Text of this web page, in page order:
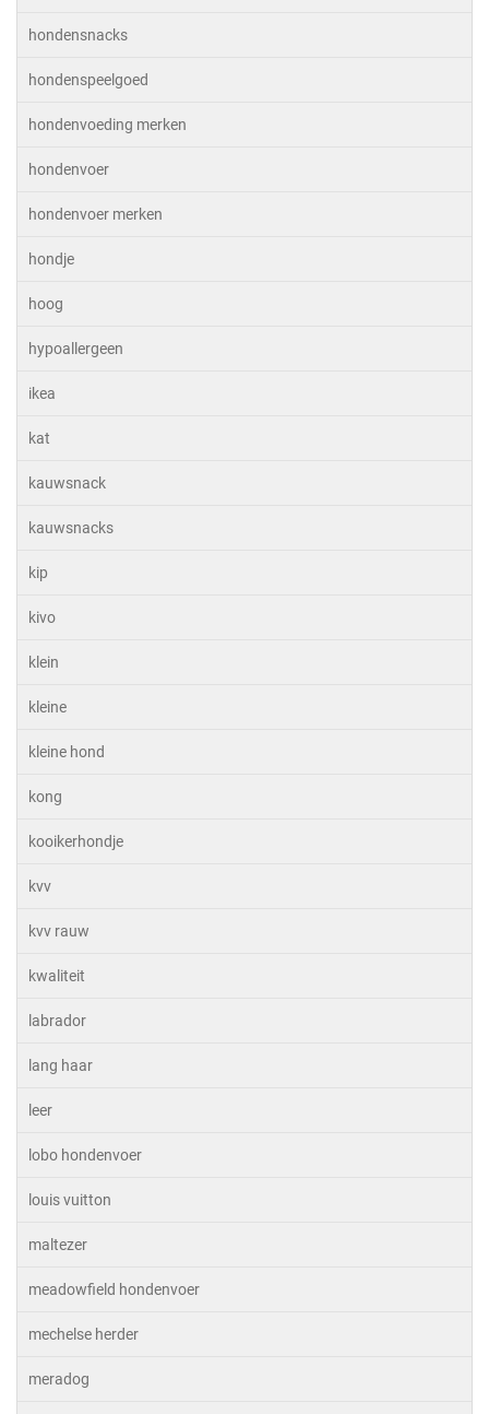
hondensnacks
hondenspeelgoed
hondenvoeding merken
hondenvoer
hondenvoer merken
hondje
hoog
hypoallergeen
ikea
kat
kauwsnack
kauwsnacks
kip
kivo
klein
kleine
kleine hond
kong
kooikerhondje
kvv
kvv rauw
kwaliteit
labrador
lang haar
leer
lobo hondenvoer
louis vuitton
maltezer
meadowfield hondenvoer
mechelse herder
meradog